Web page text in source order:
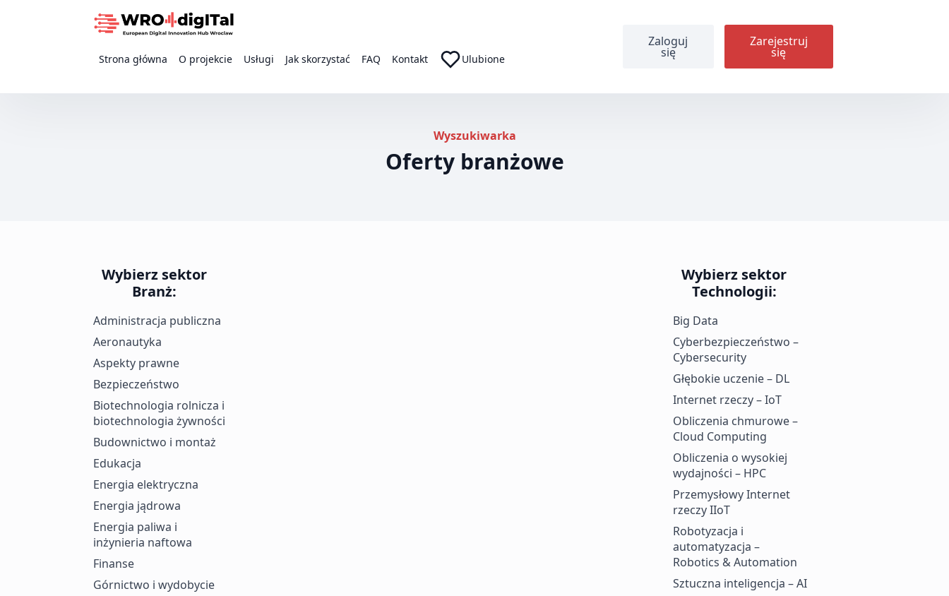
Strona główna O projekcie Usługi Jak skorzystać FAQ Kontakt Ulubione
Zaloguj
się
Zarejestruj
się
Wyszukiwarka
Oferty branżowe
Wybierz sektor
Branż:
Administracja publiczna
Aeronautyka
Aspekty prawne
Bezpieczeństwo
Biotechnologia rolnicza i
biotechnologia żywności
Budownictwo i montaż
Edukacja
Energia elektryczna
Energia jądrowa
Energia paliwa i
inżynieria naftowa
Finanse
Górnictwo i wydobycie
Wybierz sektor
Technologii:
Big Data
Cyberbezpieczeństwo –
Cybersecurity
Głębokie uczenie – DL
Internet rzeczy – IoT
Obliczenia chmurowe –
Cloud Computing
Obliczenia o wysokiej
wydajności – HPC
Przemysłowy Internet
rzeczy IIoT
Robotyzacja i
automatyzacja –
Robotics & Automation
Sztuczna inteligencja – AI